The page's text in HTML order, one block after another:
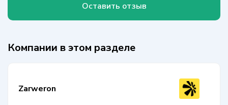
Оставить отзыв
Компании в этом разделе
Zarweron